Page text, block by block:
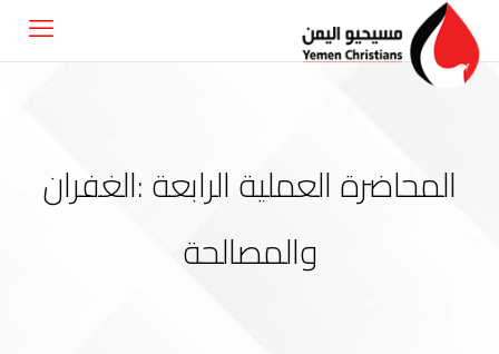
المحاضرة العملية الرابعة :الغفران
والمصالحة